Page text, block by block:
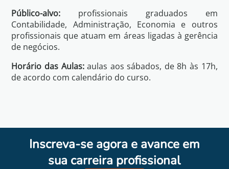
Público-alvo: profissionais graduados em
Contabilidade, Administração, Economia e outros
profissionais que atuam em áreas ligadas à gerência
de negócios.
Horário das Aulas:aulas aos sábados, de 8h às 17h,
de acordo com calendário do curso.
Inscreva-se agora e avance em
sua carreira profissional